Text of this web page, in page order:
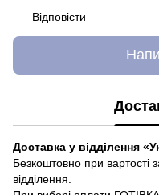
Відповісти
Доставка у відділення
Безкоштовно при вартості
відділення.